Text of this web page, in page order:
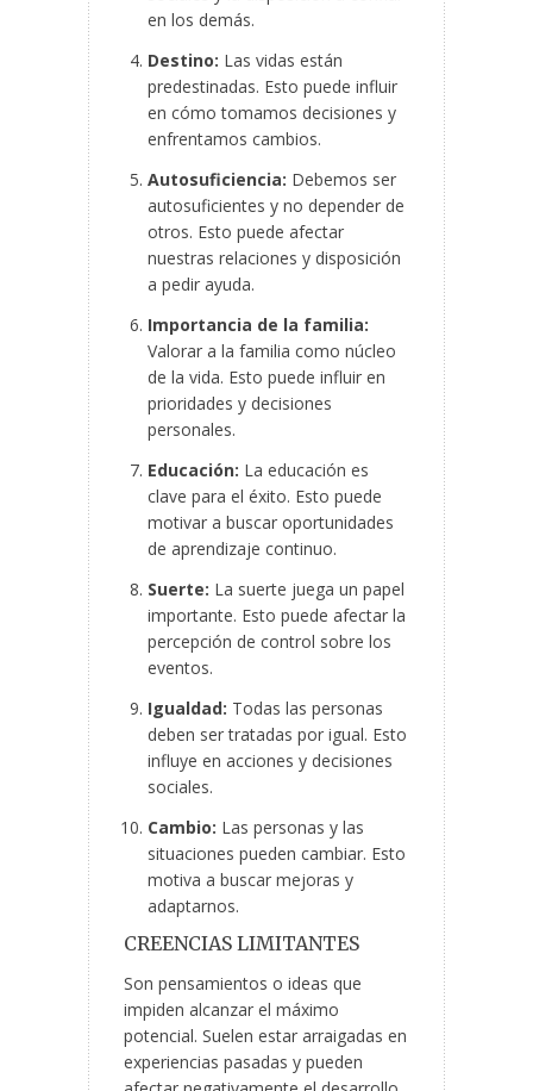
en los demás.
Destino: Las vidas están
predestinadas. Esto puede influir
en cómo tomamos decisiones y
enfrentamos cambios.
Autosuficiencia: Debemos ser
autosuficientes y no depender de
otros. Esto puede afectar
nuestras relaciones y disposición
a pedir ayuda.
Importancia de la familia:
Valorar a la familia como núcleo
de la vida. Esto puede influir en
prioridades y decisiones
personales.
Educación: La educación es
clave para el éxito. Esto puede
motivar a buscar oportunidades
de aprendizaje continuo.
Suerte: La suerte juega un papel
importante. Esto puede afectar la
percepción de control sobre los
eventos.
Igualdad: Todas las personas
deben ser tratadas por igual. Esto
influye en acciones y decisiones
sociales.
Cambio: Las personas y las
situaciones pueden cambiar. Esto
motiva a buscar mejoras y
adaptarnos.
CREENCIAS LIMITANTES
Son pensamientos o ideas que
impiden alcanzar el máximo
potencial. Suelen estar arraigadas en
experiencias pasadas y pueden